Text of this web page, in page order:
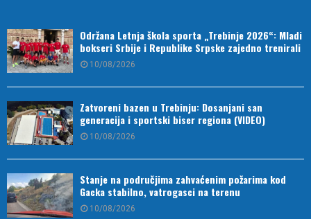
Održana Letnja škola sporta „Trebinje 2026“: Mladi
bokseri Srbije i Republike Srpske zajedno trenirali
10/08/2026
Zatvoreni bazen u Trebinju: Dosanjani san
generacija i sportski biser regiona (VIDEO)
10/08/2026
Stanje na područjima zahvaćenim požarima kod
Gacka stabilno, vatrogasci na terenu
10/08/2026